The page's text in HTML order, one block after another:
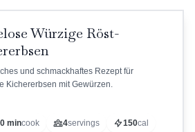
Würzige Röst-
und schmackhaftes Rezept für
Kichererbsen mit Gewürzen.
mincook 4servings 150cal